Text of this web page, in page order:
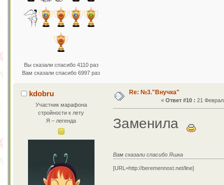
Вы сказали спасибо 4110 раз
Вам сказали спасибо 6997 раз
kdobru
Участник марафона
стройности к лету
Я – легенда
Re: №3."Внучка"
« Ответ #10 : 21
Заменила
Вам сказали спасибо Яшка
[URL=http://beremennost.net/line]